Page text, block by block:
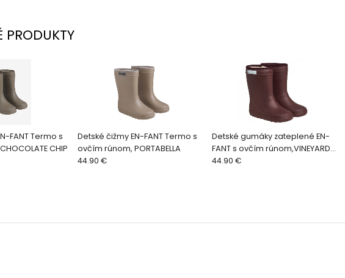
PRODUKTY
FANT Termo s
CHIP
Detské čižmy EN-FANT Termo s
ovčím rúnom, PORTABELLA
44.90 €
Detské gumáky zateplené EN-
FANT s ovčím rúnom,VINEYARD
WINE
44.90 €